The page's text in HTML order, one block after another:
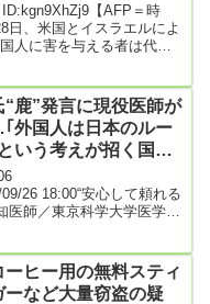
【AFP＝時
日、米国とイスラエルによ
人に害を与える者は代償
のどこであれ、イランのよ
われわれは追い詰め、そ
“鹿”発言に現役医師が
外国人は日本のルー
いう考えが招く国の
26 18:00“安心して頼れる
医師／東京科学大学医学部
い」という――。高市氏
に出馬の意向を示した高
ーヒー用の無料スティ
ーなど大量窃盗の疑